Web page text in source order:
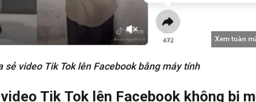
Xem toàn
sẻ video Tik Tok lên Facebook bằng máy tính
Tik Tok lên Facebook không bị